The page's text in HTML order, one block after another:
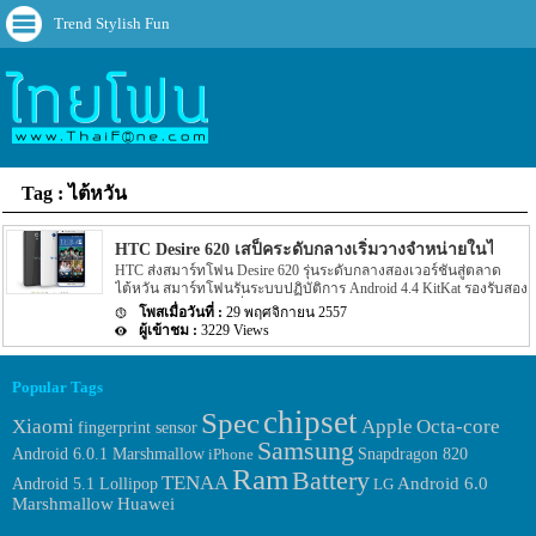
Trend Stylish Fun
Tag : ไต้หวัน
HTC Desire 620 เสป็คระดับกลางเริ่มวางจำหน่ายในไต้หวั
HTC ส่งสมาร์ทโฟน Desire 620 รุ่นระดับกลางสองเวอร์ชันสู่ตลาด
ไต้หวัน สมาร์ทโฟนรันระบบปฏิบัติการ Android 4.4 KitKat รองรับสอง
ซิม Desire 620 ขับเคลื่อนด้วยชิพ 64-bit Qualcomm Snapdragon 410
SoC และรุ่น Desire 620G ใช้ชิพเซต MediaTek MTK MT6592 SoC ทั้ง
สองรุ่นมีหน้าจอขนาด 5 นิ้ว แรม 1 GB หน่วยความจำ 8 GB
แบตเตอรี่จุ 2,100 มิลลิแอมป์
29 พฤศจิกายน 2557
3229 Views
Popular Tags
Xiaomifingerprint sensor SpecchipsetApple Octa-core
Android 6.0.1 Marshmallow iPhone Samsung Snapdragon 820
Android 5.1 Lollipop TENAARamBattery LG Android 6.0
MarshmallowHuawei